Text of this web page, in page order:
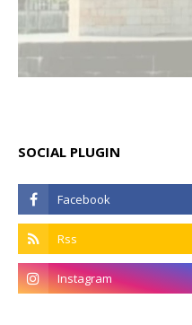
SOCIAL PLUGIN